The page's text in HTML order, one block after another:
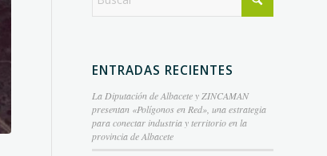
ENTRADAS RECIENTES
La Diputación de Albacete y ZINCAMAN
presentan «Polígonos en Red», una estrategia
para conectar industria y territorio en la
provincia de Albacete